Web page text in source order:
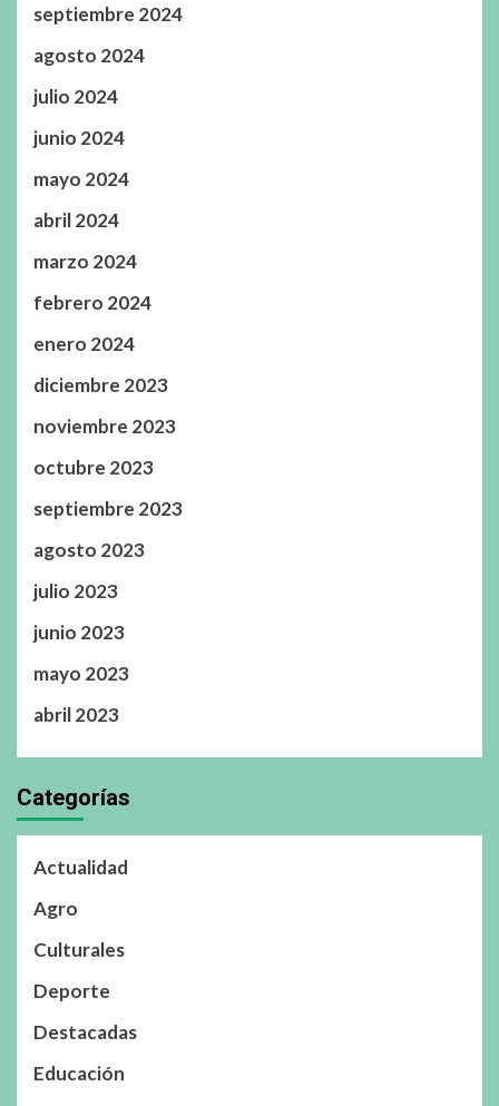
septiembre 2024
agosto 2024
julio 2024
junio 2024
mayo 2024
abril 2024
marzo 2024
febrero 2024
enero 2024
diciembre 2023
noviembre 2023
octubre 2023
septiembre 2023
agosto 2023
julio 2023
junio 2023
mayo 2023
abril 2023
Categorías
Actualidad
Agro
Culturales
Deporte
Destacadas
Educación